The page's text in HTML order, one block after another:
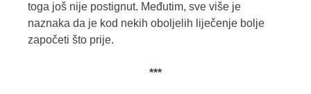
toga još nije postignut. Međutim, sve više je
naznaka da je kod nekih oboljelih liječenje bolje
započeti što prije.
***